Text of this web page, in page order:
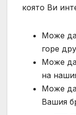
която Ви
Може
горе
Може да
на
Може да
Вашия